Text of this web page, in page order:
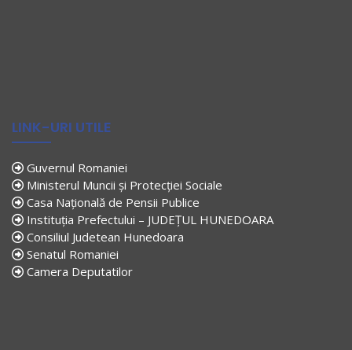
LINK-URI UTILE
Guvernul Romaniei
Ministerul Muncii și Protecției Sociale
Casa Națională de Pensii Publice
Instituția Prefectului – JUDEȚUL HUNEDOARA
Consiliul Judetean Hunedoara
Senatul Romaniei
Camera Deputatilor